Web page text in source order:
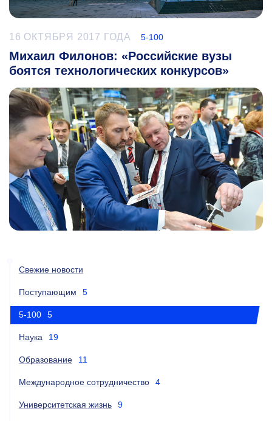
16 ОКТЯБРЯ 2017 ГОДА 5-100
Михаил Филонов: «Российские вузы
боятся технологических конкурсов»
Свежие новости
Поступающим 5
5-100 5
Наука 19
Образование 11
Международное сотрудничество 4
Университетская жизнь 9